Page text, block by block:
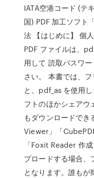
IATA空港コード (テ
国) PDF 加工ソフト
法 【はじめに】 個
PDF ファイルは、
用して 読取パスワ
さい。 本書では、
と、pdf_as を使用
フトのほかシェアウ
もダウンロードでき
Viewer」「
「Foxit Reader 作
プロードする場合、
となります。誰もが